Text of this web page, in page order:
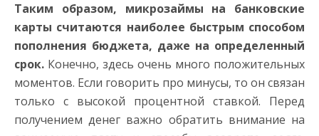
Таким образом, микрозаймы на банковские
карты считаются наиболее быстрым способом
пополнения бюджета, даже на определенный
срок. Конечно, здесь очень много положительных
моментов. Если говорить про минусы, то он связан
только с высокой процентной ставкой. Перед
получением денег важно обратить внимание на